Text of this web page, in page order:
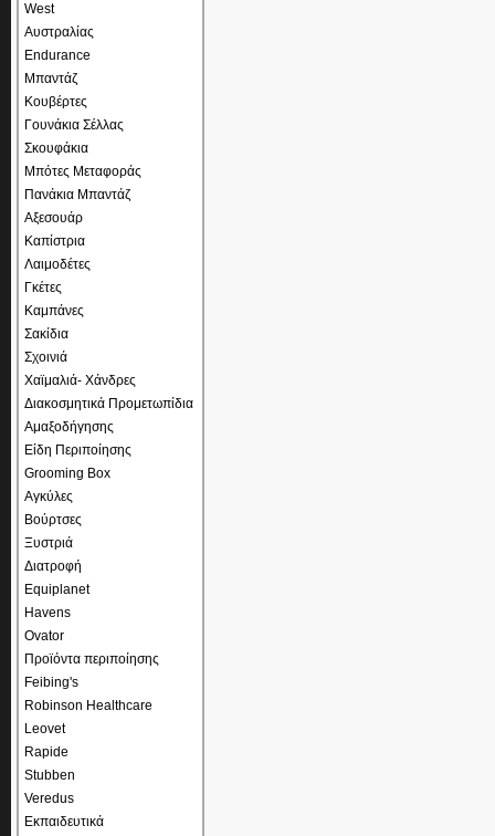
West
Αυστραλίας
Endurance
Μπαντάζ
Κουβέρτες
Γουνάκια Σέλλας
Σκουφάκια
Μπότες Μεταφοράς
Πανάκια Μπαντάζ
Αξεσουάρ
Καπίστρια
Λαιμοδέτες
Γκέτες
Καμπάνες
Σακίδια
Σχοινιά
Χαϊμαλιά- Χάνδρες
Διακοσμητικά Προμετωπίδια
Αμαξοδήγησης
Είδη Περιποίησης
Grooming Box
Αγκύλες
Βούρτσες
Ξυστριά
Διατροφή
Equiplanet
Havens
Ovator
Προϊόντα περιποίησης
Feibing's
Robinson Healthcare
Leovet
Rapide
Stubben
Veredus
Εκπαιδευτικά